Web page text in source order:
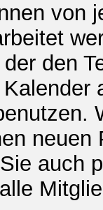
von
den
neuen
auch